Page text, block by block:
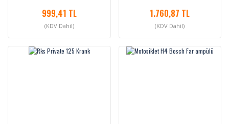
999,41 TL
(KDV Dahil)
1.760,87 TL
(KDV Dahil)